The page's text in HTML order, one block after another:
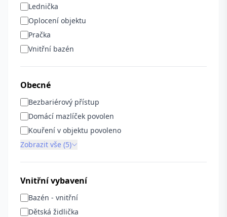
Lednička
Oplocení objektu
Pračka
Vnitřní bazén
Obecné
Bezbariérový přístup
Domácí mazlíček povolen
Kouření v objektu povoleno
Zobrazit vše (5)
Vnitřní vybavení
Bazén - vnitřní
Dětská židlička